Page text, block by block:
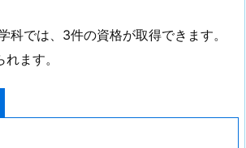
科では、3件の資格が取得できます。
ます。